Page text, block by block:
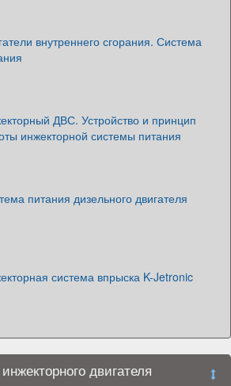
внутреннего сгорания. Система
ДВС. Устройство и принцип
инжекторной системы питания
питания дизельного двигателя
система впрыска K-Jetronic
двигателя